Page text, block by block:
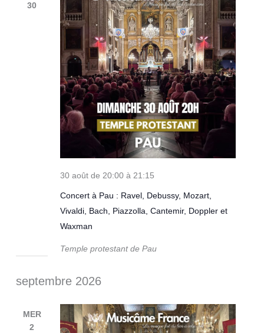
30
Concert à Pau : Ravel, Debussy, Mozart,
Vivaldi, Bach, Piazzolla, Cantemir, Doppler et
Waxman
30 août de 20:00 à 21:15
Temple protestant de Pau
septembre 2026
MER
2